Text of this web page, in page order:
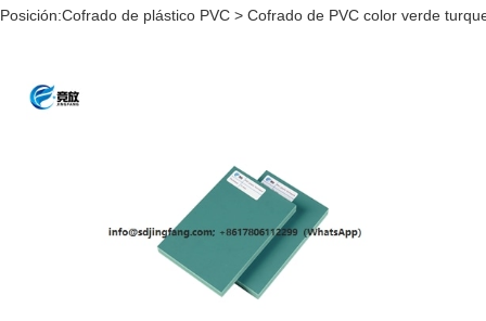
Posición:Cofrado de plástico PVC > Cofrado de PVC color verde